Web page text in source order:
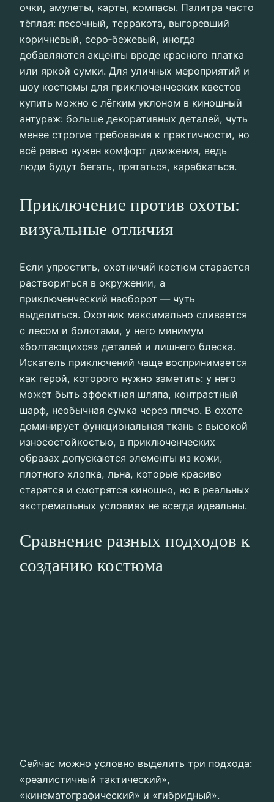
очки, амулеты, карты, компасы. Палитра часто
тёплая: песочный, терракота, выгоревший
коричневый, серо‑бежевый, иногда
добавляются акценты вроде красного платка
или яркой сумки. Для уличных мероприятий и
шоу костюмы для приключенческих квестов
купить можно с лёгким уклоном в киношный
антураж: больше декоративных деталей, чуть
менее строгие требования к практичности, но
всё равно нужен комфорт движения, ведь
люди будут бегать, прятаться, карабкаться.
Приключение против охоты:
визуальные отличия
Если упростить, охотничий костюм старается
раствориться в окружении, а
приключенческий наоборот — чуть
выделиться. Охотник максимально сливается
с лесом и болотами, у него минимум
«болтающихся» деталей и лишнего блеска.
Искатель приключений чаще воспринимается
как герой, которого нужно заметить: у него
может быть эффектная шляпа, контрастный
шарф, необычная сумка через плечо. В охоте
доминирует функциональная ткань с высокой
износостойкостью, в приключенческих
образах допускаются элементы из кожи,
плотного хлопка, льна, которые красиво
старятся и смотрятся киношно, но в реальных
экстремальных условиях не всегда идеальны.
Сравнение разных подходов к
созданию костюма
Сейчас можно условно выделить три подхода:
«реалистичный тактический»,
«кинематографический» и «гибридный».